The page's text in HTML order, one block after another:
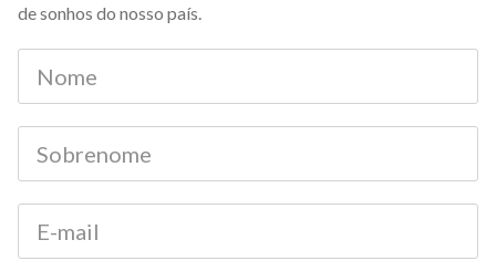
de sonhos do nosso país.